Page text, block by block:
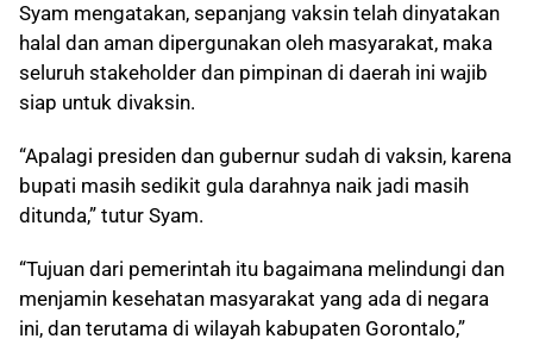
Syam mengatakan, sepanjang vaksin telah dinyatakan
halal dan aman dipergunakan oleh masyarakat, maka
seluruh stakeholder dan pimpinan di daerah ini wajib
siap untuk divaksin.
“Apalagi presiden dan gubernur sudah di vaksin, karena
bupati masih sedikit gula darahnya naik jadi masih
ditunda,” tutur Syam.
“Tujuan dari pemerintah itu bagaimana melindungi dan
menjamin kesehatan masyarakat yang ada di negara
ini, dan terutama di wilayah kabupaten Gorontalo,”